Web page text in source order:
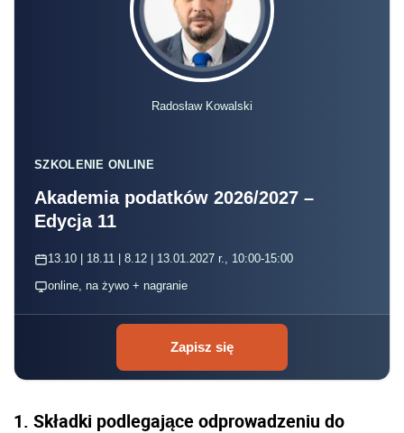
Radosław Kowalski
SZKOLENIE ONLINE
Akademia podatków 2026/2027 –
Edycja 11
13.10 | 18.11 | 8.12 | 13.01.2027 r., 10:00-15:00
online, na żywo + nagranie
Zapisz się
1. Składki podlegające odprowadzeniu do